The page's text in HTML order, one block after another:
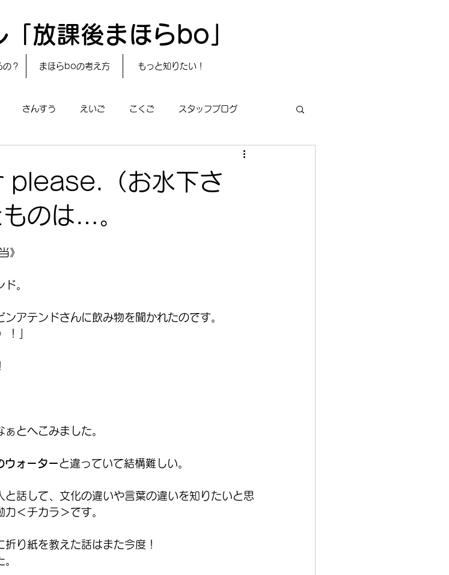
放課後まほらbo」
の？ まほらboの考え方 もっと知りたい！
さんすう えいご こくご スタッフブログ
らboの催し／行事
please.（お水下さ
のは…。
》
。
アテンドさんに飲み物を聞かれたのです。
」
とへこみました。
ウォーターと違っていて結構難しい。
話して、文化の違いや言葉の違いを知りたいと思
＜チカラ＞です。
り紙を教えた話はまた今度！